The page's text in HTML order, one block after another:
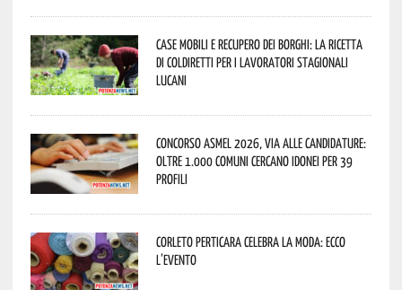
Case mobili e recupero dei borghi: la ricetta
di Coldiretti per i lavoratori stagionali
lucani
Concorso Asmel 2026, via alle candidature:
oltre 1.000 Comuni cercano idonei per 39
profili
Corleto Perticara celebra la moda: ecco
l’evento